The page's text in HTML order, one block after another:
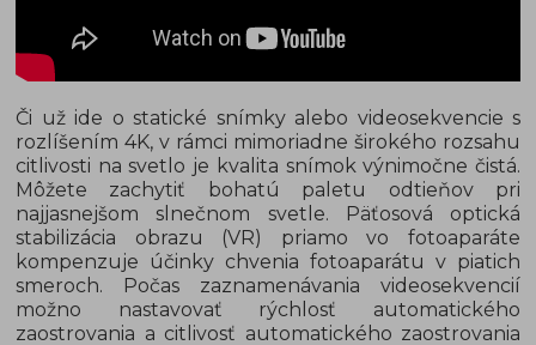
Či už ide o statické snímky alebo videosekvencie s
rozlíšením 4K, v rámci mimoriadne širokého rozsahu
citlivosti na svetlo je kvalita snímok výnimočne čistá.
Môžete zachytiť bohatú paletu odtieňov pri
najjasnejšom slnečnom svetle. Päťosová optická
stabilizácia obrazu (VR) priamo vo fotoaparáte
kompenzuje účinky chvenia fotoaparátu v piatich
smeroch. Počas zaznamenávania videosekvencií
možno nastavovať rýchlosť automatického
zaostrovania a citlivosť automatického zaostrovania